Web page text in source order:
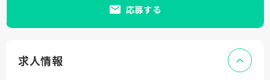
応募する
求人情報